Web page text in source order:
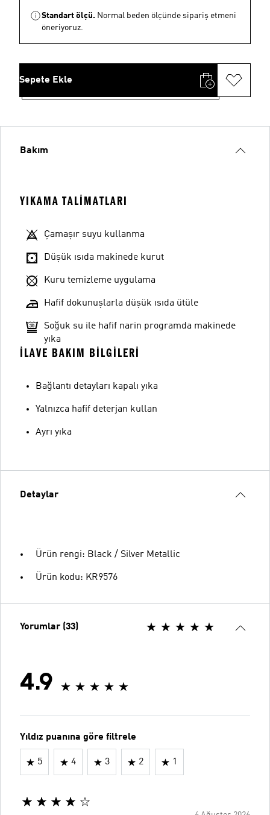
Standart ölçü. Normal beden ölçünde sipariş etmeni
öneriyoruz.
Sepete Ekle
Bakım
YIKAMA TALIMATLARI
Çamaşır suyu kullanma
Düşük ısıda makinede kurut
Kuru temizleme uygulama
Hafif dokunuşlarla düşük ısıda ütüle
Soğuk su ile hafif narin programda makinede
yıka
İLAVE BAKIM BILGILERI
Bağlantı detayları kapalı yıka
Yalnızca hafif deterjan kullan
Ayrı yıka
Detaylar
Ürün rengi: Black / Silver Metallic
Ürün kodu: KR9576
Yorumlar (33)
4.9
Yıldız puanına göre filtrele
5 4 3 2 1